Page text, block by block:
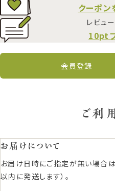
クーポン
レビュ
10pt
会員登録
ご利
お届けについて
お届け日時にご指定が無い場合
以内に発送します）。